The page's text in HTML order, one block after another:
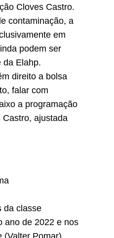
Cloves Castro.
contaminação, a
em
podem ser
da Elahp.
direito a bolsa
falar com
a programação
Castro, ajustada
da classe
ano de 2022 e nos